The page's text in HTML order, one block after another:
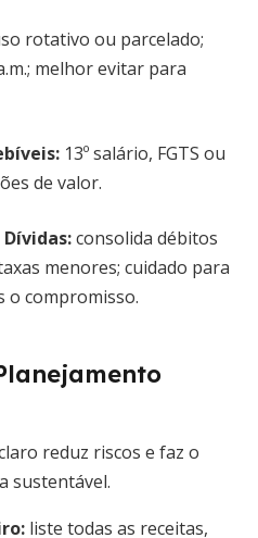
rotativo ou parcelado;
melhor evitar para
: 13º salário, FGTS ou
de valor.
:consolida débitos
menores; cuidado para
o compromisso.
reduz riscos e faz o
sustentável.
liste todas as receitas,